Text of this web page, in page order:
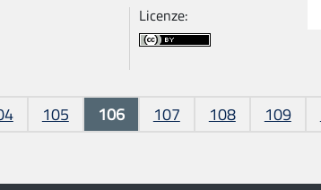
Licenze:
105 106 107 108 109